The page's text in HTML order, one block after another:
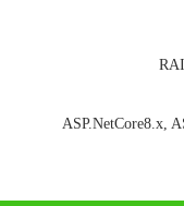
ASP.NetCore8.x,